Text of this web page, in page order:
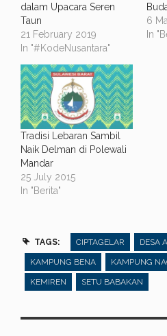
dalam Upacara Seren
Taun
21 February 2019
In "#KodeNusantara"
6
In
Tradisi Lebaran Sambil
Naik Delman di Polewali
Mandar
25 July 2015
In "Berita"
TAGS: CIPTAGELAR DESA
KAMPUNG BENA KAMPUNG
KEMIREN SETU BABAKAN